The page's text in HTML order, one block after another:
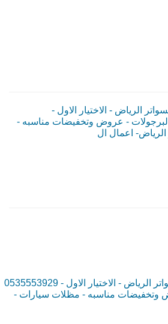
الرياض - الاختيار الاول -
- تركيب البرجولات - عروض وتخفيضات مناسبه -
اعمال ال
افضل انواع المظلات والسواتر الرياض - الاختيار الاول - 0535553929
وتخفيضات مناسبه - مظلات سيارات -